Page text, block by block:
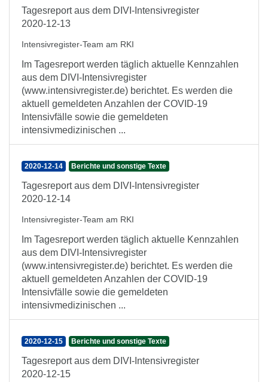
Tagesreport aus dem DIVI-Intensivregister
2020-12-13
Intensivregister-Team am RKI
Im Tagesreport werden täglich aktuelle Kennzahlen
aus dem DIVI-Intensivregister
(www.intensivregister.de) berichtet. Es werden die
aktuell gemeldeten Anzahlen der COVID-19
Intensivfälle sowie die gemeldeten
intensivmedizinischen ...
2020-12-14 Berichte und sonstige Texte
Tagesreport aus dem DIVI-Intensivregister
2020-12-14
Intensivregister-Team am RKI
Im Tagesreport werden täglich aktuelle Kennzahlen
aus dem DIVI-Intensivregister
(www.intensivregister.de) berichtet. Es werden die
aktuell gemeldeten Anzahlen der COVID-19
Intensivfälle sowie die gemeldeten
intensivmedizinischen ...
2020-12-15 Berichte und sonstige Texte
Tagesreport aus dem DIVI-Intensivregister
2020-12-15